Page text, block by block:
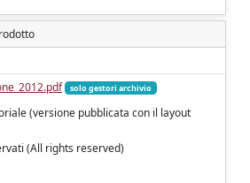
solo gestori archivio
(versione pubblicata con il layout
(All rights reserved)